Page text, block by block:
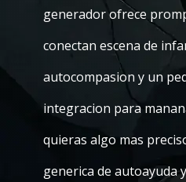
generador ofrece
conectan escena de
autocompasion y un
integracion para
quieras algo mas
generica de autoayuda